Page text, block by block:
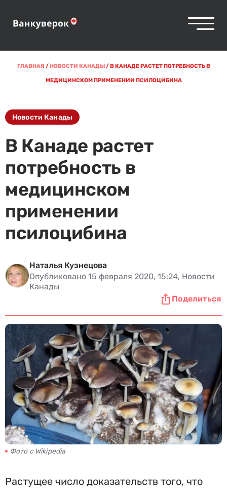
ГЛАВНАЯ /НОВОСТИ КАНАДЫ/В КАНАДЕ РАСТЕТ ПОТРЕБНОСТЬ В
МЕДИЦИНСКОМ ПРИМЕНЕНИИ ПСИЛОЦИБИНА
Новости Канады
В Канаде растет
потребность в
медицинском
применении
псилоцибина
Наталья Кузнецова
Опубликовано 15 февраля 2020, 15:24, Новости
Канады
Поделиться
Фото с Wikipedia
Растущее число доказательств того, что